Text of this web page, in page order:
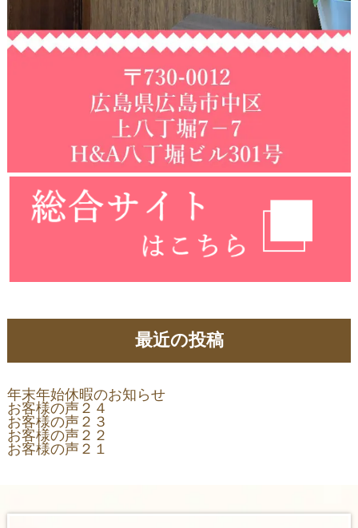
最近の投稿
年末年始休暇のお知らせ
お客様の声２４
お客様の声２３
お客様の声２２
お客様の声２１